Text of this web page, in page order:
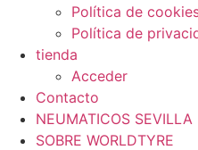
Política de
Política de
tienda
Acceder
Contacto
NEUMATICOS SEVILLA
SOBRE WORLDTYRE